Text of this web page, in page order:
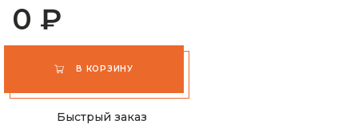
0 ₽
В КОРЗИНУ
Быстрый заказ